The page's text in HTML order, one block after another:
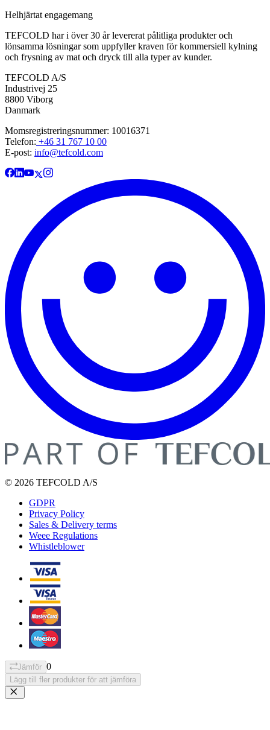
Helhjärtat engagemang
TEFCOLD har i över 30 år levererat pålitliga produkter och
lönsamma lösningar som uppfyller kraven för kommersiell kylning
och frysning av mat och dryck till alla typer av kunder.
TEFCOLD A/S
Industrivej 25
8800 Viborg
Danmark
Momsregistreringsnummer: 10016371
Telefon: +46 31 767 10 00
E-post: info@tefcold.com
© 2026 TEFCOLD A/S
GDPR
Privacy Policy
Sales & Delivery terms
Weee Regulations
Whistleblower
Jämför 0
Lägg till fler produkter för att jämföra